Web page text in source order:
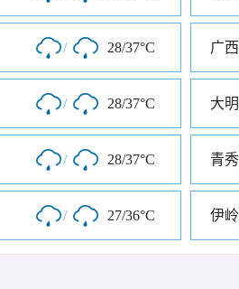
/ 28/37°C 广
/ 28/37°C 大
/ 28/37°C 青
/ 27/36°C 伊